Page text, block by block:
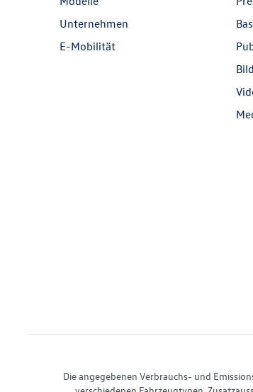
Unternehmen
E-Mobilität
Die angegebenen Verbrauchs- und